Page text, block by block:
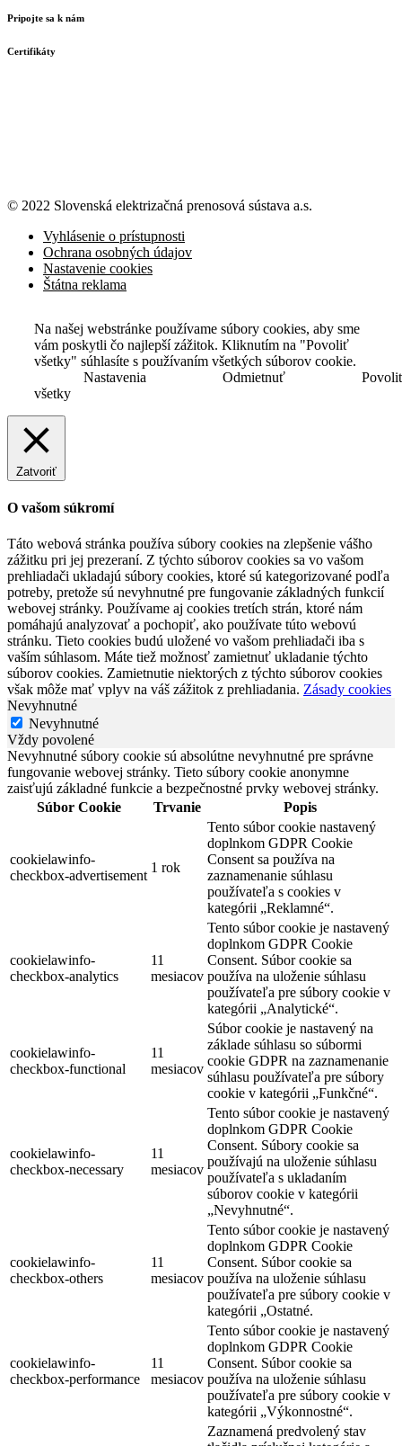
Pripojte sa k nám
Certifikáty
© 2022 Slovenská elektrizačná prenosová sústava a.s.
Vyhlásenie o prístupnosti
Ochrana osobných údajov
Nastavenie cookies
Štátna reklama
Na našej webstránke používame súbory cookies, aby sme
vám poskytli čo najlepší zážitok. Kliknutím na "Povoliť
všetky" súhlasíte s používaním všetkých súborov cookie.
Nastavenia
Odmietnuť
všetky
Zatvoriť
O vašom súkromí
Táto webová stránka používa súbory cookies na zlepšenie vášho
zážitku pri jej prezeraní. Z týchto súborov cookies sa vo vašom
prehliadači ukladajú súbory cookies, ktoré sú kategorizované podľa
potreby, pretože sú nevyhnutné pre fungovanie základných funkcií
webovej stránky. Používame aj cookies tretích strán, ktoré nám
pomáhajú analyzovať a pochopiť, ako používate túto webovú
stránku. Tieto cookies budú uložené vo vašom prehliadači iba s
vaším súhlasom. Máte tiež možnosť zamietnuť ukladanie týchto
súborov cookies. Zamietnutie niektorých z týchto súborov cookies
však môže mať vplyv na váš zážitok z prehliadania. Zásady cookies
Nevyhnutné
Nevyhnutné
Vždy povolené
Nevyhnutné súbory cookie sú absolútne nevyhnutné pre správne
fungovanie webovej stránky. Tieto súbory cookie anonymne
zaisťujú základné funkcie a bezpečnostné prvky webovej stránky.
Súbor Cookie
Trvanie Popis
cookielawinfo-
checkbox-advertisement
1 rok
Tento súbor cookie nastavený
doplnkom GDPR Cookie
Consent sa používa na
zaznamenanie súhlasu
používateľa s cookies v
kategórii „Reklamné“.
cookielawinfo-
checkbox-analytics
11
mesiacov
Tento súbor cookie je nastavený
doplnkom GDPR Cookie
Consent. Súbor cookie sa
používa na uloženie súhlasu
používateľa pre súbory cookie v
kategórii „Analytické“.
cookielawinfo-
checkbox-functional
11
mesiacov
Súbor cookie je nastavený na
základe súhlasu so súbormi
cookie GDPR na zaznamenanie
súhlasu používateľa pre súbory
cookie v kategórii „Funkčné“.
cookielawinfo-
checkbox-necessary
11
mesiacov
Tento súbor cookie je nastavený
doplnkom GDPR Cookie
Consent. Súbory cookie sa
používajú na uloženie súhlasu
používateľa s ukladaním
súborov cookie v kategórii
„Nevyhnutné“.
cookielawinfo-
checkbox-others
11
mesiacov
Tento súbor cookie je nastavený
doplnkom GDPR Cookie
Consent. Súbor cookie sa
používa na uloženie súhlasu
používateľa pre súbory cookie v
kategórii „Ostatné.
cookielawinfo-
checkbox-performance
11
mesiacov
Tento súbor cookie je nastavený
doplnkom GDPR Cookie
Consent. Súbor cookie sa
používa na uloženie súhlasu
používateľa pre súbory cookie v
kategórii „Výkonnostné“.
Zaznamená predvolený stav